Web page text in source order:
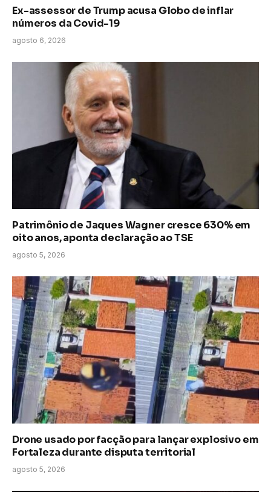
Ex-assessor de Trump acusa Globo de inflar
números da Covid-19
agosto 6, 2026
Patrimônio de Jaques Wagner cresce 630% em
oito anos, aponta declaração ao TSE
agosto 5, 2026
Drone usado por facção para lançar explosivo em
Fortaleza durante disputa territorial
agosto 5, 2026